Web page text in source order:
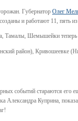
Губернатор Олег
и работают 11, пять из
Тамалы, Шемышейки
район), Кривошеевке
событий стараются его
Куприна,